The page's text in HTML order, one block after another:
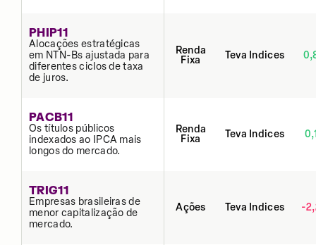
PHIP11
Alocações estratégicas
em NTN-Bs ajustada para
diferentes ciclos de taxa
de juros.
Renda
Fixa
Teva Indices
PACB11
Os títulos públicos
indexados ao IPCA mais
longos do mercado.
Renda
Fixa
Teva Indices
TRIG11
Empresas brasileiras de
menor capitalização de
mercado.
Ações Teva Indices -